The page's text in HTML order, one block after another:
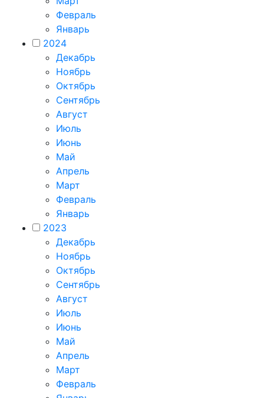
Февраль
Январь
2024
Декабрь
Ноябрь
Октябрь
Сентябрь
Август
Июль
Июнь
Май
Апрель
Март
Февраль
Январь
2023
Декабрь
Ноябрь
Октябрь
Сентябрь
Август
Июль
Июнь
Май
Апрель
Март
Февраль